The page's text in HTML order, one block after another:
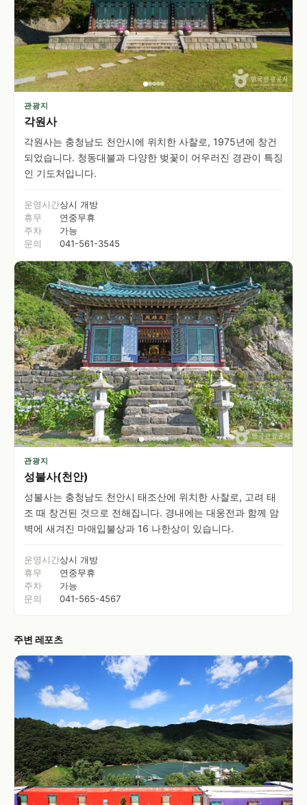
관광지
각원사
각원사는 충청남도 천안시에 위치한 사찰로, 1975년에 창건
되었습니다. 청동대불과 다양한 벚꽃이 어우러진 경관이 특징
인 기도처입니다.
운영시간상시 개방
휴무
연중무휴
주차
가능
문의
041-561-3545
관광지
성불사(천안)
성불사는 충청남도 천안시 태조산에 위치한 사찰로, 고려 태
조 때 창건된 것으로 전해집니다. 경내에는 대웅전과 함께 암
벽에 새겨진 마애입불상과 16 나한상이 있습니다.
운영시간상시 개방
휴무
연중무휴
주차
가능
문의
041-565-4567
주변 레포츠